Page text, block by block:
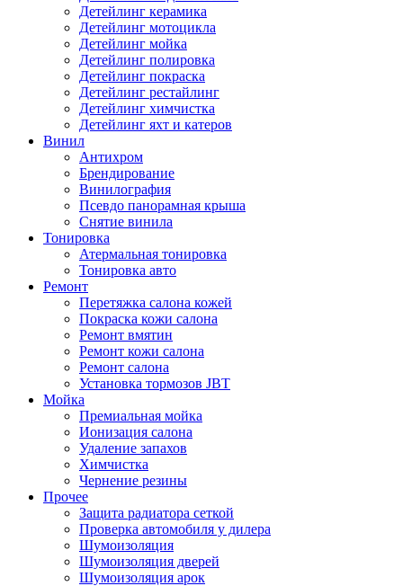
Детейлинг керамика
Детейлинг мотоцикла
Детейлинг мойка
Детейлинг полировка
Детейлинг покраска
Детейлинг рестайлинг
Детейлинг химчистка
Детейлинг яхт и катеров
Винил
Антихром
Брендирование
Винилография
Псевдо панорамная крыша
Снятие винила
Тонировка
Атермальная тонировка
Тонировка авто
Ремонт
Перетяжка салона кожей
Покраска кожи салона
Ремонт вмятин
Ремонт кожи салона
Ремонт салона
Установка тормозов JBT
Мойка
Премиальная мойка
Ионизация салона
Удаление запахов
Химчистка
Чернение резины
Прочее
Защита радиатора сеткой
Проверка автомобиля у дилера
Шумоизоляция
Шумоизоляция дверей
Шумоизоляция арок